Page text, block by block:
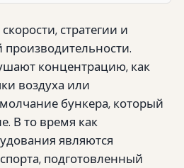
стратегии и
концентрацию, как
воздуха или
бункера, который
В то время как
являются
подготовленный